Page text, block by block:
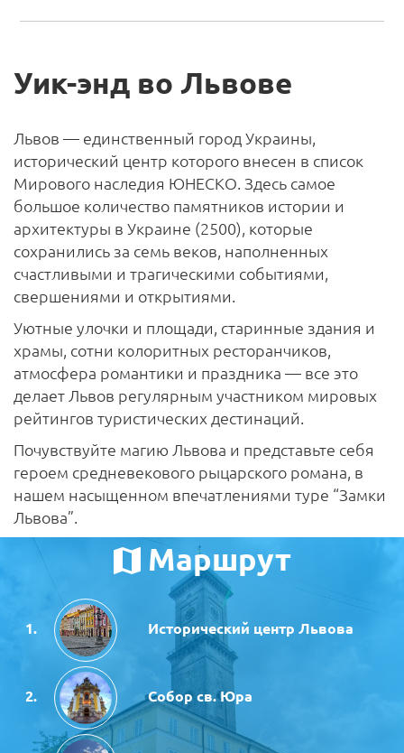
Уик-энд во Львове
Львов — единственный город Украины,
исторический центр которого внесен в список
Мирового наследия ЮНЕСКО. Здесь самое
большое количество памятников истории и
архитектуры в Украине (2500), которые
сохранились за семь веков, наполненных
счастливыми и трагическими событиями,
свершениями и открытиями.
Уютные улочки и площади, старинные здания и
храмы, сотни колоритных ресторанчиков,
атмосфера романтики и праздника — все это
делает Львов регулярным участником мировых
рейтингов туристических дестинаций.
Почувствуйте магию Львова и представьте себя
героем средневекового рыцарского романа, в
нашем насыщенном впечатлениями туре “Замки
Львова”.
Маршрут
Исторический центр Львова
Собор св. Юра